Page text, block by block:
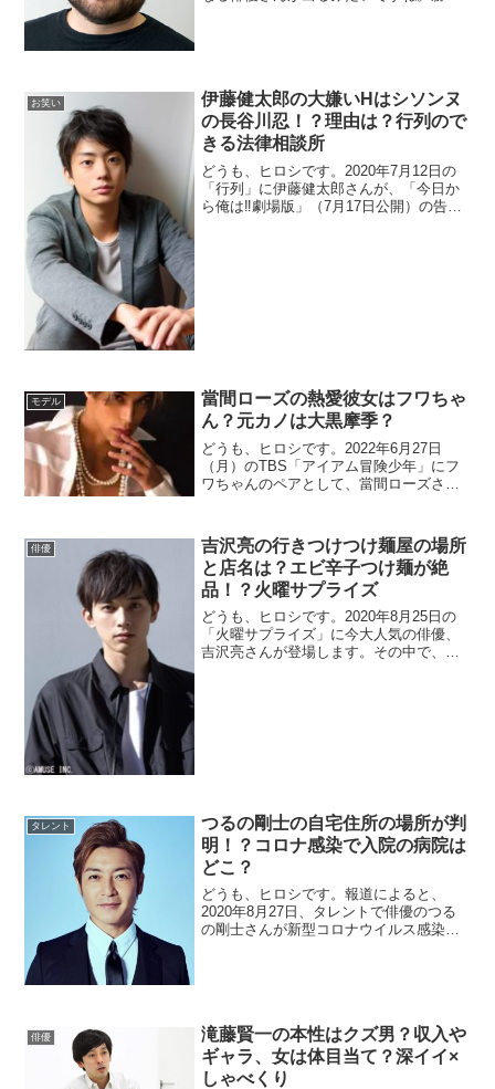
お笑い
伊藤健太郎の大嫌いHはシソンヌ
の長谷川忍！？理由は？行列ので
きる法律相談所
どうも、ヒロシです。2020年7月12日の
「行列」に伊藤健太郎さんが、「今日か
ら俺は‼劇場版」（7月17日公開）の告知
モデル
當間ローズの熱愛彼女はフワちゃ
ん？元カノは大黒摩季？
どうも、ヒロシです。2022年6月27日
（月）のTBS「アイアム冒険少年」にフ
ワちゃんのペアとして、當間ローズさん
カップルのようだということで、當間ロ
ーズさんの現在の彼女や、歴代彼女（女
性...
俳優
吉沢亮の行きつけつけ麺屋の場所
と店名は？エビ辛子つけ麺が絶
品！？火曜サプライズ
どうも、ヒロシです。2020年8月25日の
「火曜サプライズ」に今大人気の俳優、
吉沢亮さんが登場します。その中で、吉
タレント
つるの剛士の自宅住所の場所が判
明！？コロナ感染で入院の病院は
どこ？
どうも、ヒロシです。報道によると、
2020年8月27日、タレントで俳優のつる
の剛士さんが新型コロナウイルス感染
俳優
滝藤賢一の本性はクズ男？収入や
ギャラ、女は体目当て？深イイ×
しゃべくり